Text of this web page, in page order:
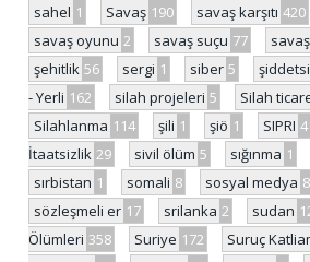
sahel 1 Savaş 190 savaş karşıtı 420
savaş oyunu 2 savaş suçu 77
şehitlik 56 sergi 1 siber 5
- Yerli 162 silah projeleri 5 Silah
Silahlanma 114 şili 1 şiö 1 SIPRI
İtaatsizlik 29 sivil ölüm 5 sığınma 1
sırbistan 1 somali 8 sosyal medya 8
sözleşmeli er 17 srilanka 2 sudan
Ölümleri 358 Suriye 172 Suruç